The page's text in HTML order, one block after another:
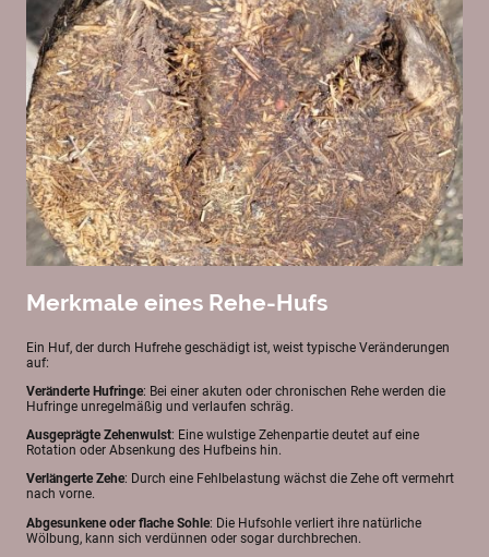
Merkmale eines Rehe-Hufs
Ein Huf, der durch Hufrehe geschädigt ist, weist typische Veränderungen
auf:
Veränderte Hufringe: Bei einer akuten oder chronischen Rehe werden die
Hufringe unregelmäßig und verlaufen schräg.
Ausgeprägte Zehenwulst: Eine wulstige Zehenpartie deutet auf eine
Rotation oder Absenkung des Hufbeins hin.
Verlängerte Zehe: Durch eine Fehlbelastung wächst die Zehe oft vermehrt
nach vorne.
Abgesunkene oder flache Sohle: Die Hufsohle verliert ihre natürliche
Wölbung, kann sich verdünnen oder sogar durchbrechen.